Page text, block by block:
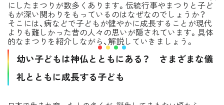
にしたまつりが数多くあります。伝統行事やまつりと子ど
もが深い関わりをもっているのはなぜなのでしょうか？
そこには、病などで子どもが健やかに成長することが現代
よりも難しかった昔の人々の思いが隠されています。具体
的なまつりを紹介しながら、解説していきましょう。
幼い子どもは神仏とともにある？ さまざまな儀
礼とともに成長する子ども